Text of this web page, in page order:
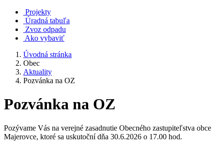
Projekty
Úradná tabuľa
Zvoz odpadu
Ako vybaviť
Úvodná stránka
Obec
Aktuality
Pozvánka na OZ
Pozvánka na OZ
Pozývame Vás na verejné zasadnutie Obecného zastupiteľstva obce
Majerovce, ktoré sa uskutoční dňa 30.6.2026 o 17.00 hod.